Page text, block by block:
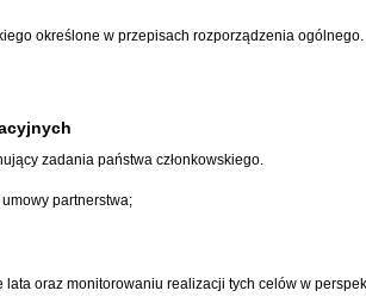
określone w przepisach rozporządzenia ogólnego.
zadania państwa członkowskiego.
partnerstwa;
oraz monitorowaniu realizacji tych celów w